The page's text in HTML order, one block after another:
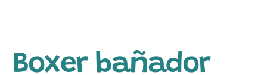
Boxer bañador